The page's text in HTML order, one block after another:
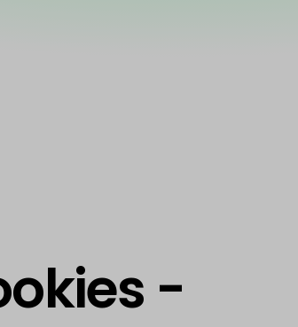
-